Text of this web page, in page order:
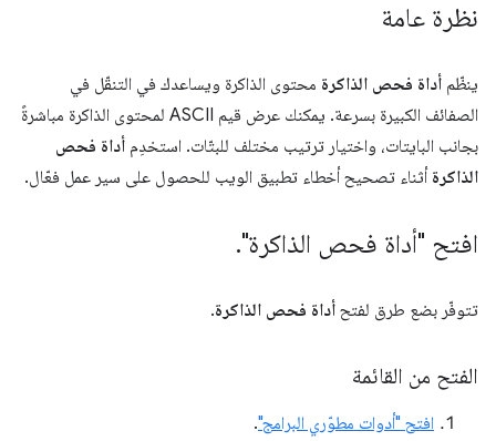
نظرة عامة
ينظّم أداة فحص الذاكرة محتوى الذاكرة ويساعدك في التنقّل في
الصفائف الكبيرة بسرعة. يمكنك عرض قيم ASCII لمحتوى الذاكرة مباشرةً
بجانب البايتات، واختيار ترتيب مختلف للبتّات. استخدِم أداة فحص
الذاكرة أثناء تصحيح أخطاء تطبيق الويب للحصول على سير عمل فعّال.
افتح "أداة فحص الذاكرة".
تتوفّر بضع طرق لفتح أداة فحص الذاكرة.
الفتح من القائمة
افتح "أدوات مطوّري البرامج".